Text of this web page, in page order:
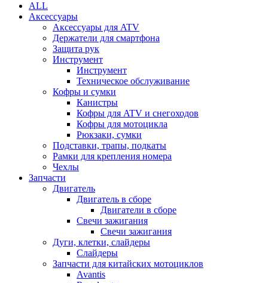
ALL
Аксессуары
Аксессуары для ATV
Держатели для смартфона
Защита рук
Инструмент
Инструмент
Техническое обслуживание
Кофры и сумки
Канистры
Кофры для ATV и снегоходов
Кофры для мотоцикла
Рюкзаки, сумки
Подставки, трапы, подкаты
Рамки для крепления номера
Чехлы
Запчасти
Двигатель
Двигатель в сборе
Двигатели в сборе
Свечи зажигания
Свечи зажигания
Дуги, клетки, слайдеры
Слайдеры
Запчасти для китайских мотоциклов
Avantis